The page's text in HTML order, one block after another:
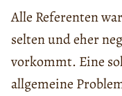
Alle Referenten
selten und eher
vorkommt. Eine
allgemeine